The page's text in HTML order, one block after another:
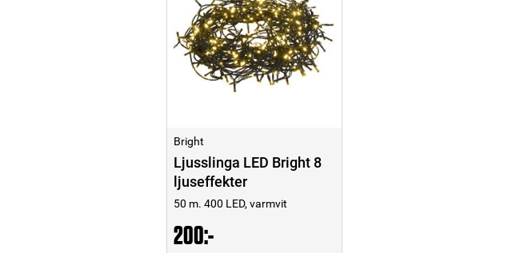
Bright
Ljusslinga LED Bright 8
ljuseffekter
50 m. 400 LED, varmvit
200:-